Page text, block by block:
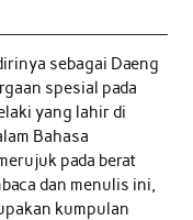
sebagai Daeng
spesial pada
yang lahir di
Bahasa
pada berat
dan menulis ini,
kumpulan